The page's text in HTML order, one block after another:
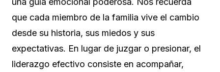
que cada miembro de la familia vive el cambio
desde su historia, sus miedos y sus
expectativas. En lugar de juzgar o presionar, el
liderazgo efectivo consiste en acompañar,